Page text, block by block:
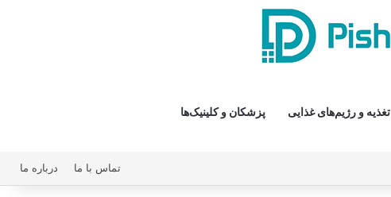
تغذیه و رژیم‌های غذایی پزشکان و کلینیک‌ها
تماس با ما درباره ما